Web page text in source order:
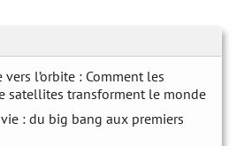
l’orbite : Comment les
satellites transforment le monde
: du big bang aux premiers